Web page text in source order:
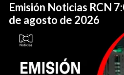
Emisión Noticias RCN
de agosto de 2026